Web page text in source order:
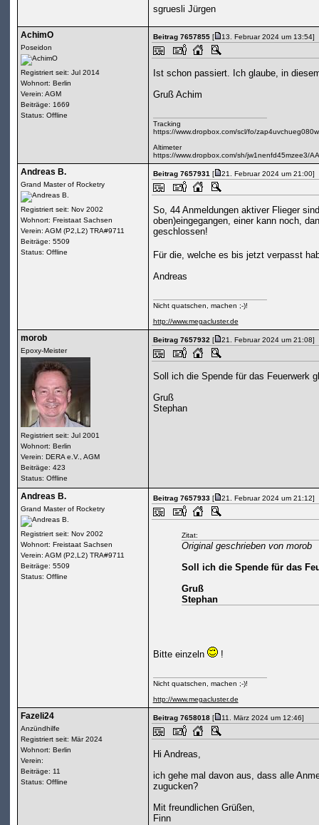
sgruesli Jürgen
AchimO
Poseidon
Registriert seit: Jul 2014
Wohnort: Berlin
Verein: AGM
Beiträge: 1669
Status: Offline
Beitrag 7657855[ 13. Februar 2024 um 13:54]
Ist schon passiert. Ich glaube, in
Gruß Achim
Tracking
https://www.dropbox.com/scl/fo/
Altimeter
https://www.dropbox.com/sh/jw1nenfd45mzee3/
Andreas B.
Grand Master of Rocketry
Registriert seit: Nov 2002
Wohnort: Freistaat Sachsen
Verein: AGM (P2,L2) TRA#9711
Beiträge: 5509
Status: Offline
Beitrag 7657931[ 21. Februar 2024 um 21:00]
So, 44 Anmeldungen aktiver Flieger
oben)eingegangen, einer kann noch,
geschlossen!
Für die, welche es bis jetzt verpasst
Andreas
Nicht quatschen, machen ;-)!
http://www.megacluster.de
morob
Epoxy-Meister
Registriert seit: Jul 2001
Wohnort: Berlin
Verein: DERA e.V., AGM
Beiträge: 423
Status: Offline
Beitrag 7657932[ 21. Februar 2024 um 21:08]
Soll ich die Spende für das Feuerwerk
Gruß
Stephan
Andreas B.
Grand Master of Rocketry
Registriert seit: Nov 2002
Wohnort: Freistaat Sachsen
Verein: AGM (P2,L2) TRA#9711
Beiträge: 5509
Status: Offline
Beitrag 7657933[ 21. Februar 2024 um 21:12]
Zitat:
Original geschrieben von morob
Soll ich die Spende für das
Gruß
Stephan
Bitte einzeln !
Nicht quatschen, machen ;-)!
http://www.megacluster.de
Fazeli24
Anzündhilfe
Registriert seit: Mär 2024
Wohnort: Berlin
Verein:
Beiträge: 11
Status: Offline
Beitrag 7658018[ 11. März 2024 um 12:46]
Hi Andreas,
ich gehe mal davon aus, dass alle
zugucken?
Mit freundlichen Grüßen,
Finn